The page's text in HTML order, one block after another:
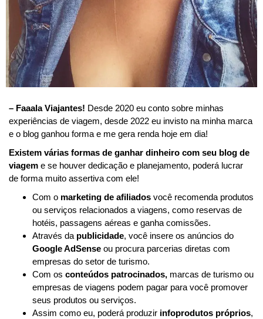
– Faaala Viajantes! Desde 2020 eu conto sobre minhas
experiências de viagem, desde 2022 eu invisto na minha marca
e o blog ganhou forma e me gera renda hoje em dia!
Existem várias formas de ganhar dinheiro com seu blog de
viagem e se houver dedicação e planejamento, poderá lucrar
de forma muito assertiva com ele!
Com o marketing de afiliados você recomenda produtos
ou serviços relacionados a viagens, como reservas de
hotéis, passagens aéreas e ganha comissões.
Através da publicidade, você insere os anúncios do
Google AdSense ou procura parcerias diretas com
empresas do setor de turismo.
Com os conteúdos patrocinados, marcas de turismo ou
empresas de viagens podem pagar para você promover
seus produtos ou serviços.
Assim como eu, poderá produzir infoprodutos próprios,